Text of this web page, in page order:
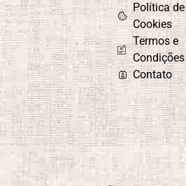
Culto do
Evangelho no
Lar
Depressão
Política de
Cookies
Termos e
Condições
Contato